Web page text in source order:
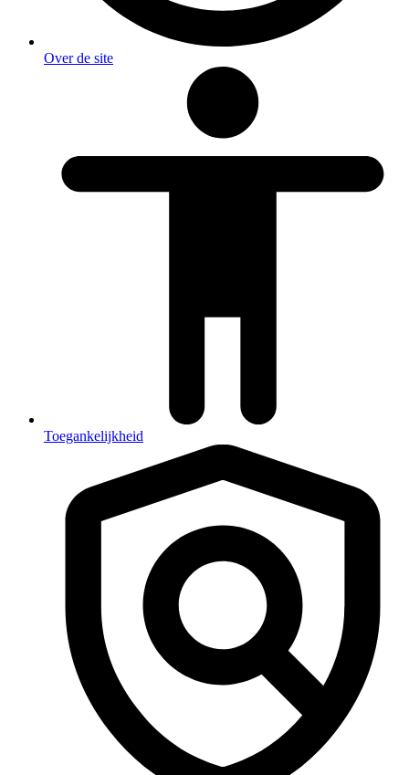
Over de site
Toegankelijkheid